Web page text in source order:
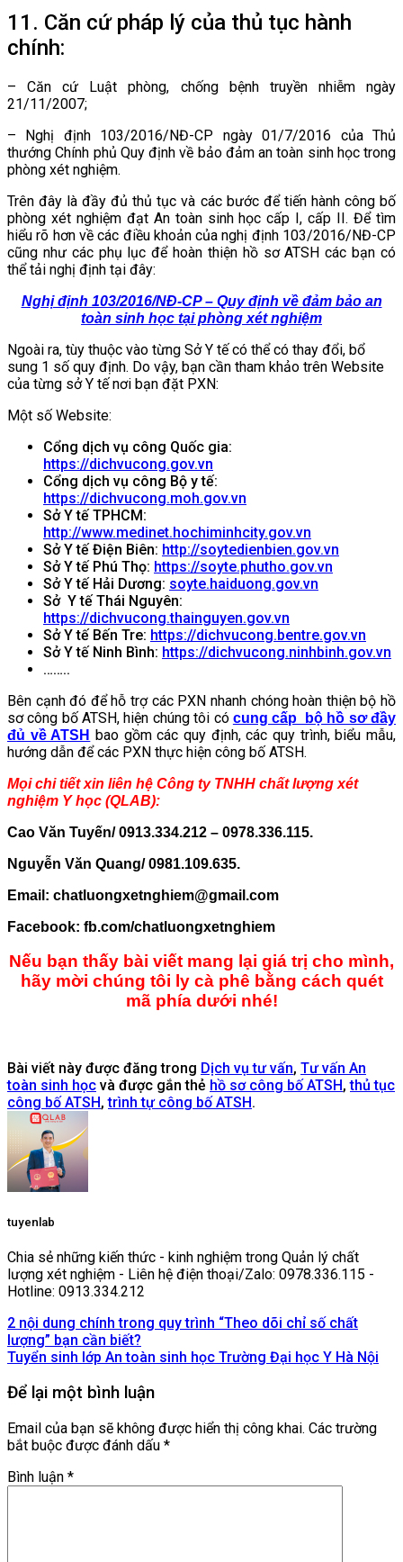
11. Căn cứ pháp lý của thủ tục hành
chính:
– Căn cứ Luật phòng, chống bệnh truyền nhiễm ngày
21/11/2007;
– Nghị định 103/2016/NĐ-CP ngày 01/7/2016 của Thủ
thướng Chính phủ Quy định về bảo đảm an toàn sinh học trong
phòng xét nghiệm.
Trên đây là đầy đủ thủ tục và các bước để tiến hành công bố
phòng xét nghiệm đạt An toàn sinh học cấp I, cấp II. Để tìm
hiểu rõ hơn về các điều khoản của nghị định 103/2016/NĐ-CP
cũng như các phụ lục để hoàn thiện hồ sơ ATSH các bạn có
thể tải nghị định tại đây:
Nghị định 103/2016/NĐ-CP – Quy định về đảm bảo an
toàn sinh học tại phòng xét nghiệm
Ngoài ra, tùy thuộc vào từng Sở Y tế có thể có thay đổi, bổ
sung 1 số quy định. Do vậy, bạn cần tham khảo trên Website
của từng sở Y tế nơi bạn đặt PXN:
Một số Website:
Cổng dịch vụ công Quốc gia:
https://dichvucong.gov.vn
Cổng dịch vụ công Bộ y tế:
https://dichvucong.moh.gov.vn
Sở Y tế TPHCM:
http://www.medinet.hochiminhcity.gov.vn
Sở Y tế Điện Biên: http://soytedienbien.gov.vn
Sở Y tế Phú Thọ: https://soyte.phutho.gov.vn
Sở Y tế Hải Dương: soyte.haiduong.gov.vn
Sở Y tế Thái Nguyên:
https://dichvucong.thainguyen.gov.vn
Sở Y tế Bến Tre: https://dichvucong.bentre.gov.vn
Sở Y tế Ninh Bình: https://dichvucong.ninhbinh.gov.vn
……..
Bên cạnh đó để hỗ trợ các PXN nhanh chóng hoàn thiện bộ hồ
sơ công bố ATSH, hiện chúng tôi có cung cấp bộ hồ sơ đầy
đủ về ATSH bao gồm các quy định, các quy trình, biểu mẫu,
hướng dẫn để các PXN thực hiện công bố ATSH.
Mọi chi tiết xin liên hệ Công ty TNHH chất lượng xét
nghiệm Y học (QLAB):
Cao Văn Tuyến/ 0913.334.212 – 0978.336.115.
Nguyễn Văn Quang/ 0981.109.635.
Email: chatluongxetnghiem@gmail.com
Facebook: fb.com/chatluongxetnghiem
Nếu bạn thấy bài viết mang lại giá trị cho mình,
hãy mời chúng tôi ly cà phê bằng cách quét
mã phía dưới nhé!
Bài viết này được đăng trong Dịch vụ tư vấn, Tư vấn An
toàn sinh học và được gắn thẻ hồ sơ công bố ATSH,thủ tục
công bố ATSH,trình tự công bố ATSH.
tuyenlab
Chia sẻ những kiến thức - kinh nghiệm trong Quản lý chất
lượng xét nghiệm - Liên hệ điện thoại/Zalo: 0978.336.115 -
Hotline: 0913.334.212
2 nội dung chính trong quy trình “Theo dõi chỉ số chất
lượng” bạn cần biết?
Tuyển sinh lớp An toàn sinh học Trường Đại học Y Hà Nội
Để lại một bình luận
Email của bạn sẽ không được hiển thị công khai. Các trường
bắt buộc được đánh dấu *
Bình luận *